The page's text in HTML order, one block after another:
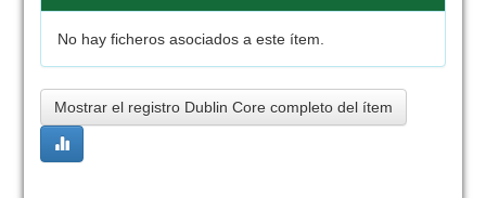
No hay ficheros asociados a este ítem.
Mostrar el registro Dublin Core completo del ítem